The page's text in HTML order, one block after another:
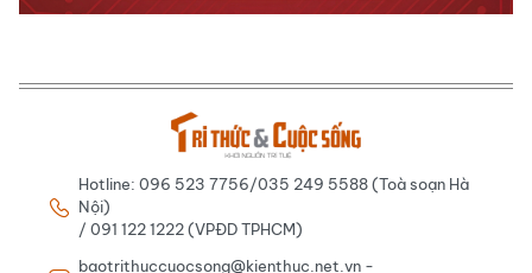
Hotline: 096 523 7756/035 249 5588 (Toà soạn Hà
Nội)
/ 091 122 1222 (VPĐD TPHCM)
baotrithuccuocsong@kienthuc.net.vn -